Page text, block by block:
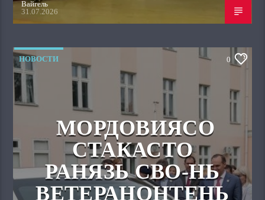
Вайгель
31.07.2026
НОВОСТИ 0
МОРДОВИЯСО
СТАКАСТО
РАНЯЗЬ СВО-НЬ
ВЕТЕРАНОНТЕНЬ